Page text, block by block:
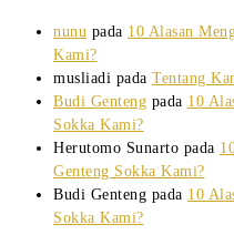
nunu pada 10 Alasan
Kami?
musliadi pada Tentang
Budi Genteng pada 10
Sokka Kami?
Herutomo Sunarto pada
Genteng Sokka Kami?
Budi Genteng pada 10
Sokka Kami?